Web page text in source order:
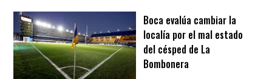
Boca evalúa cambiar la
localía por el mal estado
del césped de La
Bombonera